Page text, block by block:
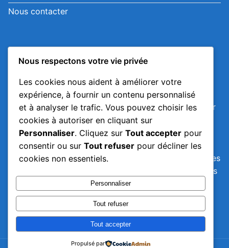
Nous contacter
Avis Importants
Malgré toute l'attention portée à l'élaboration du
contenu de cette page, il ne peut être considéré
comme exhaustif. Ce contenu ne saurait se substituer
à des conseils médicaux personnalisés, mais devrait
servir de base éclairée pour des discussions
thérapeutiques avec un professionnel de santé. Ni
l'auteur ni l'éditeur ne peuvent être tenus responsables
d'éventuelles erreurs, de décisions comportementales
ou thérapeutiques prises sur la base de ces
informations, ni d'éventuelles conséquences
défavorables qui pourraient en résulter.
Nous respectons votre vie privée
Les cookies nous aident à améliorer votre
expérience, à fournir un contenu personnalisé
et à analyser le trafic. Vous pouvez choisir les
cookies à autoriser en cliquant sur
Personnaliser. Cliquez sur Tout accepter pour
consentir ou sur Tout refuser pour décliner les
cookies non essentiels.
Personnaliser
Tout refuser
Tout accepter
Propulsé par